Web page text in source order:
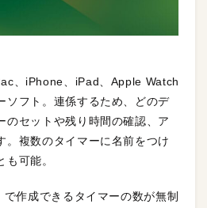
、iPhone、iPad、Apple Watch
ソフト。連係するため、どのデ
のセットや残り時間の確認、ア
。複数のタイマーに名前をつけ
可能。
作成できるタイマーの数が無制